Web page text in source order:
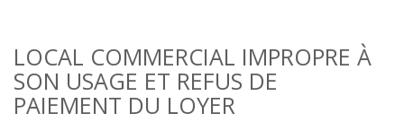
LOCAL COMMERCIAL IMPROPRE À
SON USAGE ET REFUS DE
PAIEMENT DU LOYER